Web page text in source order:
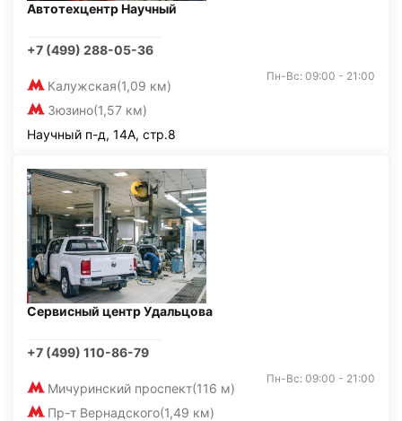
Автотехцентр Научный
+7 (499) 288-05-36
Калужская(1,09 км)
Зюзино(1,57 км)
Пн-Вс: 09:00 - 21:00
Научный п-д, 14А, стр.8
Сервисный центр Удальцова
+7 (499) 110-86-79
Мичуринский проспект(116 м)
Пр-т Вернадского(1,49 км)
Пн-Вс: 09:00 - 21:00